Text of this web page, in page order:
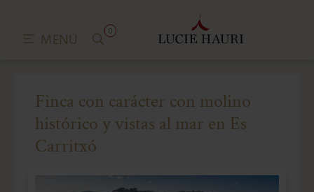
MENÚ
0
Finca con carácter con molino
histórico y vistas al mar en Es
Carritxó